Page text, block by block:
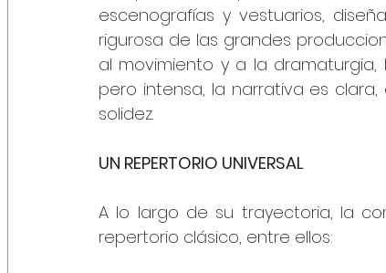
escenografías y vestuarios,
rigurosa de las grandes
al movimiento y a la
pero intensa, la narrativa es
solidez.
UN REPERTORIO UNIVERSAL
A lo largo de su trayectoria, la
repertorio clásico, entre ellos: